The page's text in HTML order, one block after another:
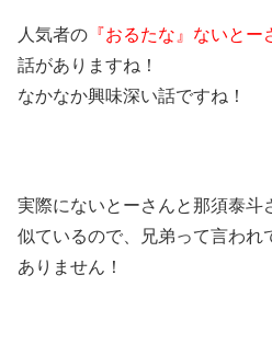
人気者の 『おるたな』ないと
話がありますね！
なかなか興味深い話ですね！
実際にないとーさんと那須泰斗
似ているので、兄弟って言われ
ありません！